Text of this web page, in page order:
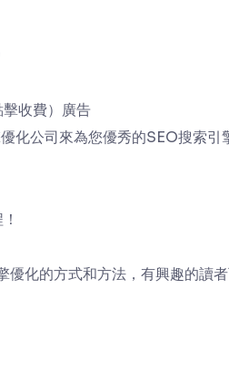
收費）廣告
化公司來為您優秀的SEO搜索引
化的方式和方法，有興趣的讀